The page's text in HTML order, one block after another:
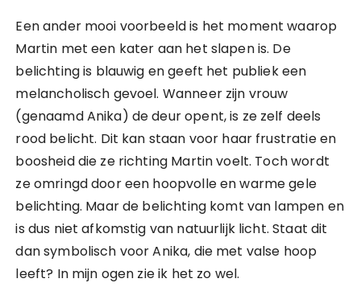
Een ander mooi voorbeeld is het moment waarop
Martin met een kater aan het slapen is. De
belichting is blauwig en geeft het publiek een
melancholisch gevoel. Wanneer zijn vrouw
(genaamd Anika) de deur opent, is ze zelf deels
rood belicht. Dit kan staan voor haar frustratie en
boosheid die ze richting Martin voelt. Toch wordt
ze omringd door een hoopvolle en warme gele
belichting. Maar de belichting komt van lampen en
is dus niet afkomstig van natuurlijk licht. Staat dit
dan symbolisch voor Anika, die met valse hoop
leeft? In mijn ogen zie ik het zo wel.